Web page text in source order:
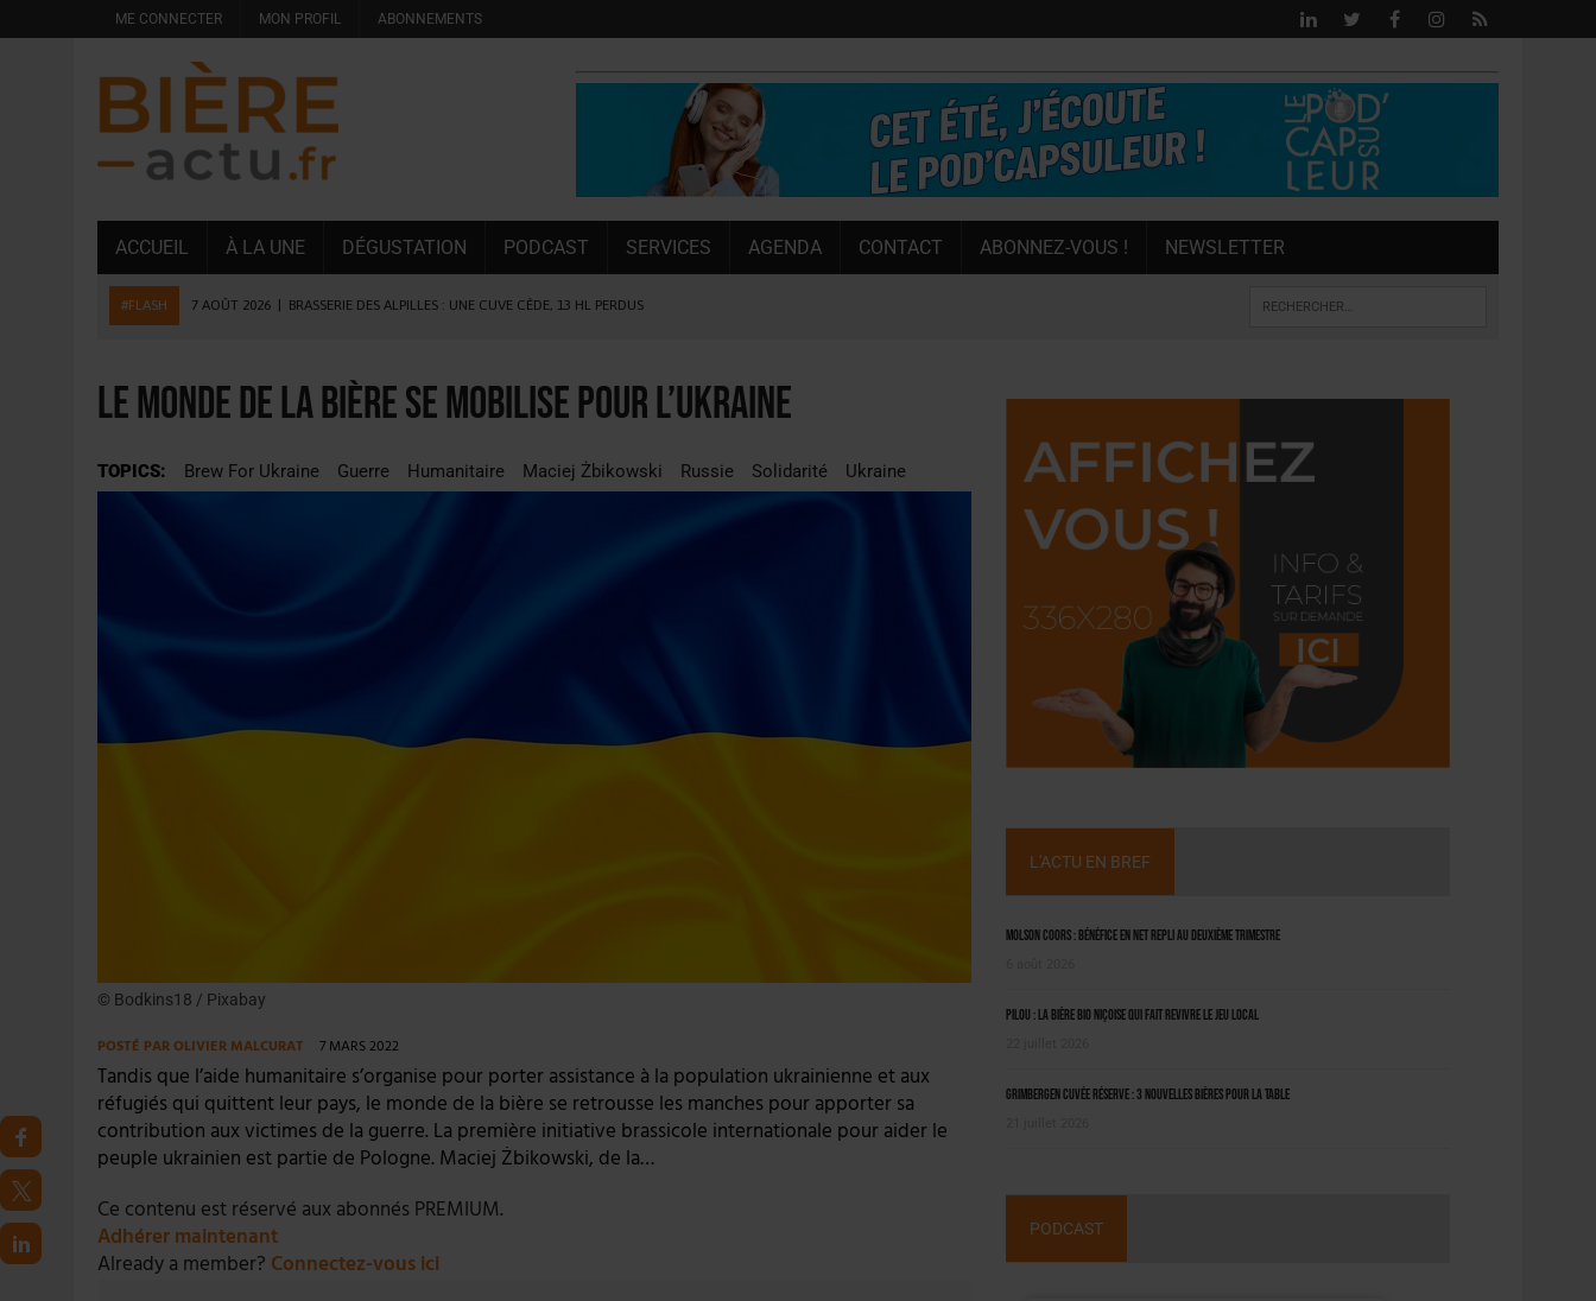
ME CONNECTER MON PROFIL ABONNEMENTS
ACCUEIL À LA UNE DÉGUSTATION PODCAST SERVICES AGENDA CONTACT ABONNEZ-VOUS ! NEWSLETTER
#FLASH 7 AOÛT 2026 BRASSERIE DES ALPILLES : UNE CUVE CÈDE, 13 HL PERDUS
6 AOÛT 2026 | SAVERNE : LA FÊTE DE LA BIÈRE SOUFFLE SA 15E BOUGIE
5 AOÛT 2026 | HEINEKEN A SUPPRIMÉ 3 000 POSTES AU PREMIER SEMESTRE
5 AOÛT 2026 ISÈRE : LA BRASSERIE DU DAUPHINÉ AUGMENTE SA CAPACITÉ DE 50 %
Le monde de la bière se mobilise pour l’Ukraine
TOPICS: Brew For Ukraine Guerre Humanitaire Maciej Żbikowski Russie Solidarité Ukraine
© Bodkins18 / Pixabay
POSTÉ PAROLIVIER MALCURAT 7 MARS 2022
Tandis que l’aide humanitaire s’organise pour porter assistance à la population ukrainienne et aux
réfugiés qui quittent leur pays, le monde de la bière se retrousse les manches pour apporter sa
contribution aux victimes de la guerre. La première initiative brassicole internationale pour aider le
peuple ukrainien est partie de Pologne. Maciej Żbikowski, de la…
Ce contenu est réservé aux abonnés PREMIUM.
Adhérer maintenant
Already a member? Connectez-vous ici
L'ACTU EN BREF
Molson Coors : bénéfice en net repli au deuxième trimestre
Pilou : la bière bio niçoise qui fait revivre le jeu local
Grimbergen Cuvée Réserve : 3 nouvelles bières pour la table
PODCAST